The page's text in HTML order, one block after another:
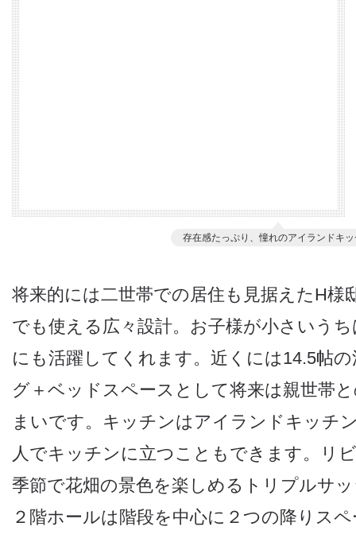
存在感たっぷり、憧れのアイランドキ
将来的には二世帯での居住も見据えたH様
でも使える広々設計。お子様が小さいう
にも活躍してくれます。近くには14.5帖
グ＋ベッドスペースとして将来は親世帯
まいです。キッチンはアイランドキッチ
人でキッチンに立つこともできます。リ
季節で花畑の景色を楽しめるトリプルサ
２階ホールは階段を中心に２つの降りス